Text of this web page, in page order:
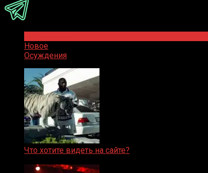
Новое
Осуждения
Что хотите видеть на сайте?